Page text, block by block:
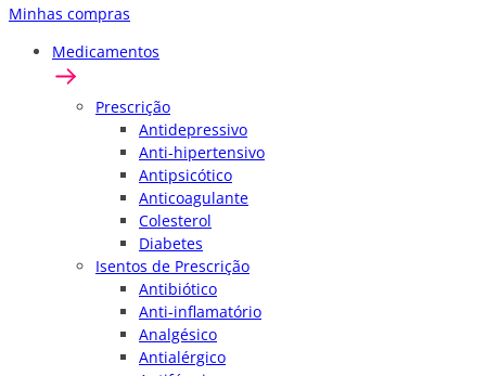
Minhas compras
Medicamentos
Prescrição
Antidepressivo
Anti-hipertensivo
Antipsicótico
Anticoagulante
Colesterol
Diabetes
Isentos de Prescrição
Antibiótico
Anti-inflamatório
Analgésico
Antialérgico